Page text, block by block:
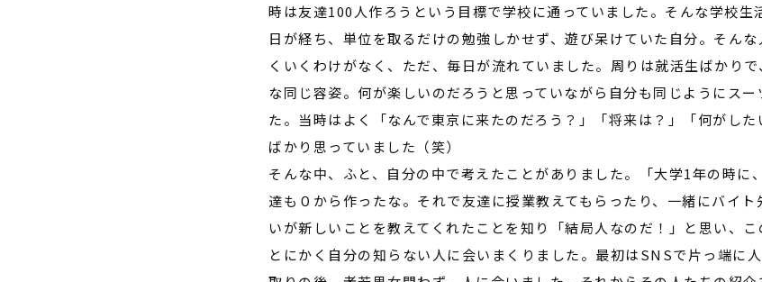
時は友達100 人作ろうという目標で学校に通っていました。そんな学校生
日が経ち、単位を取るだけの勉強しかせず、遊び呆けていた自分。そん
くいくわけがなく、ただ、毎日が流れていました。周りは就活生ばかり
な同じ容姿。何が楽しいのだろうと思っていながら自分も同じようにス
た。当時はよく「なんで東京に来たのだろう？」「将来は？」「何がし
ばかり思っていました（笑）
そんな中、ふと、自分の中で考えたことがありました。「大学1年の時に
達も０から作ったな。それで友達に授業教えてもらったり、一緒にバイ
いが新しいことを教えてくれたことを知り「結局人なのだ！」と思い、こ
とにかく自分の知らない人に会いまくりました。最初はSNSで片っ端に